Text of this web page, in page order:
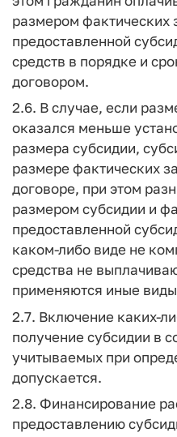
размером фактических
предоставленной
средств в порядке и
договором.
2.6. В случае, если
оказался меньше
размера субсидии,
размере фактических
договоре, при этом
размером субсидии и
предоставленной
каком-либо виде не
средства не
применяются иные
2.7. Включение каких-
получение субсидии в
учитываемых при
допускается.
2.8. Финансирование
предоставлению